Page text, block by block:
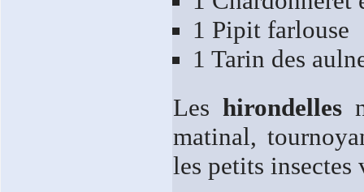
1 Pipit farlouse
1 Tarin des
Les hirondelles
matinal,
les petits insectes